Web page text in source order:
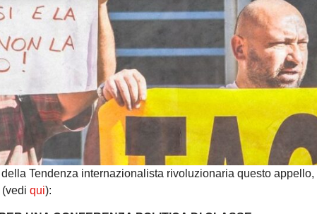
Tendenza internazionalista rivoluzionaria questo
qui):